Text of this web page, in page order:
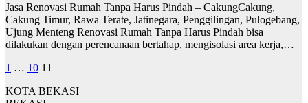
Jasa Renovasi Rumah Tanpa Harus Pindah – CakungCakung,
Cakung Timur, Rawa Terate, Jatinegara, Penggilingan, Pulogebang,
Ujung Menteng Renovasi Rumah Tanpa Harus Pindah bisa
dilakukan dengan perencanaan bertahap, mengisolasi area kerja,…
Posts
pagination
1 … 10 11
KOTA BEKASI